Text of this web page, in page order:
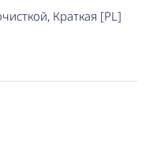
Краткая [PL]